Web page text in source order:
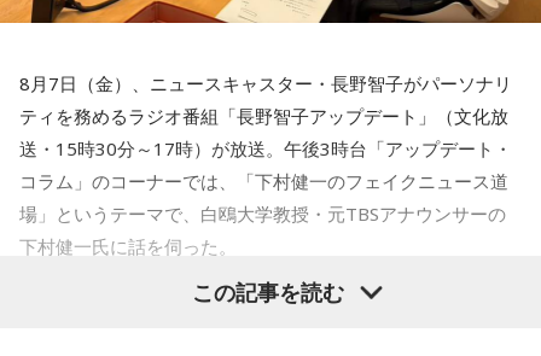
数字の「8」は、末広がりの形から縁起の良い数字として親し
まれており、開店日や記念日、イベントの開催日として選ば
れることもあります。
ただし、「8」が並ぶこと自体が暦上の吉日を意味するわけで
はありません。
2026年8月8日は、こうした縁起の良いイメージに加え、「寅
求めるケースなど、過去に確認された手口も紹介されまし
被災地を支援したいという善意は大切ですが、その気持ちを
悪用する犯罪から身を守るためには、相手の身元や支援団体
の正当性を確認し、不審に感じた場合はすぐに相談すること
8月7日（金）、ニュースキャスター・長野智子がパーソナリ
ティを務めるラジオ番組「長野智子アップデート」（文化放
送・15時30分～17時）が放送。午後3時台「アップデート・
コラム」のコーナーでは、「下村健一のフェイクニュース道
場」というテーマで、白鴎大学教授・元TBSアナウンサーの
下村健一氏に話を伺った。
「今回は、先週発生した熊本地震関連(のフェイクニ
この記事を読む